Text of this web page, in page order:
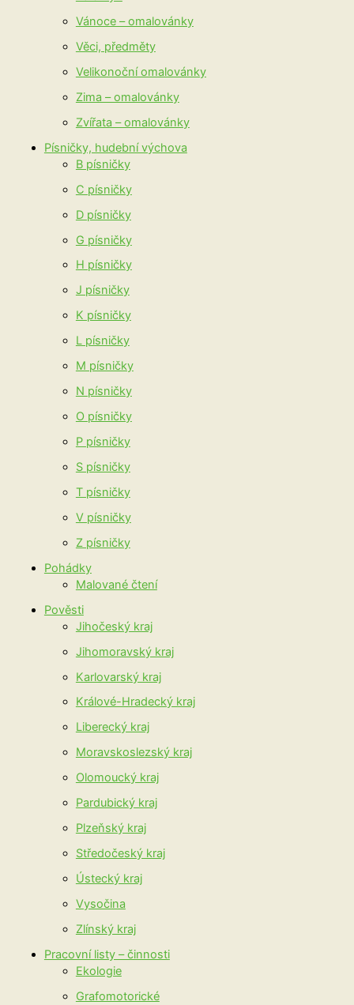
Vánoce – omalovánky
Věci, předměty
Velikonoční omalovánky
Zima – omalovánky
Zvířata – omalovánky
Písničky, hudební výchova
B písničky
C písničky
D písničky
G písničky
H písničky
J písničky
K písničky
L písničky
M písničky
N písničky
O písničky
P písničky
S písničky
T písničky
V písničky
Z písničky
Pohádky
Malované čtení
Pověsti
Jihočeský kraj
Jihomoravský kraj
Karlovarský kraj
Králové-Hradecký kraj
Liberecký kraj
Moravskoslezský kraj
Olomoucký kraj
Pardubický kraj
Plzeňský kraj
Středočeský kraj
Ústecký kraj
Vysočina
Zlínský kraj
Pracovní listy – činnosti
Ekologie
Grafomotorické